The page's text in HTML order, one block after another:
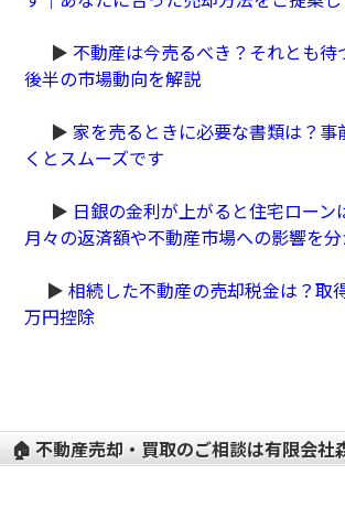
▶不動産は今売るべき？それとも待
後半の市場動向を解説
▶家を売るときに必要な書類は？事
くとスムーズです
▶ 日銀の金利が上がると住宅ローン
月々の返済額や不動産市場への影響を
▶相続した不動産の売却税金は？取
万円控除
🏠 不動産売却・買取のご相談は有限会社